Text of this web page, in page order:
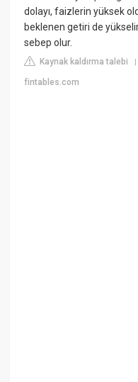
dolayı, faizlerin yüksek
beklenen getiri de
sebep olur.
Kaynak kaldırma talebi
fintables.com